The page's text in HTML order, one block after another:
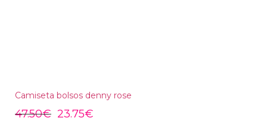
Camiseta bolsos denny rose
47.50€ 23.75€